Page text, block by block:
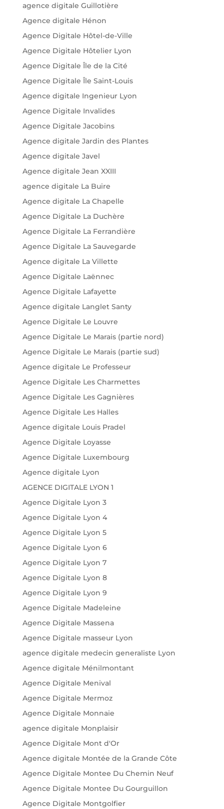
agence digitale Guillotière
Agence digitale Hénon
Agence Digitale Hôtel-de-Ville
Agence Digitale Hôtelier Lyon
Agence Digitale Île de la Cité
Agence Digitale Île Saint-Louis
Agence digitale Ingenieur Lyon
Agence Digitale Invalides
Agence Digitale Jacobins
Agence digitale Jardin des Plantes
Agence digitale Javel
Agence digitale Jean XXIII
agence digitale La Buire
Agence digitale La Chapelle
Agence Digitale La Duchère
Agence Digitale La Ferrandière
Agence Digitale La Sauvegarde
Agence digitale La Villette
Agence Digitale Laënnec
Agence Digitale Lafayette
Agence digitale Langlet Santy
Agence Digitale Le Louvre
Agence Digitale Le Marais (partie nord)
Agence Digitale Le Marais (partie sud)
Agence digitale Le Professeur
Agence Digitale Les Charmettes
Agence Digitale Les Gagnières
Agence Digitale Les Halles
Agence digitale Louis Pradel
Agence Digitale Loyasse
Agence Digitale Luxembourg
Agence digitale Lyon
AGENCE DIGITALE LYON 1
Agence Digitale Lyon 3
Agence Digitale Lyon 4
Agence Digitale Lyon 5
Agence Digitale Lyon 6
Agence Digitale Lyon 7
Agence Digitale Lyon 8
Agence Digitale Lyon 9
Agence Digitale Madeleine
Agence Digitale Massena
Agence Digitale masseur Lyon
agence digitale medecin generaliste Lyon
Agence digitale Ménilmontant
Agence Digitale Menival
Agence Digitale Mermoz
Agence Digitale Monnaie
agence digitale Monplaisir
Agence Digitale Mont d'Or
Agence digitale Montée de la Grande Côte
Agence Digitale Montee Du Chemin Neuf
Agence Digitale Montee Du Gourguillon
Agence Digitale Montgolfier